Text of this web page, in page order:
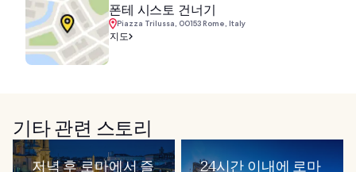
폰테 시스토 건너기
Piazza Trilussa, 00153 Rome, Italy
지도
기타 관련 스토리
저녁 후 로마에서 즐
24시간 이내에 로마